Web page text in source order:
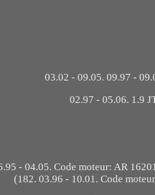
03.02 - 09.05. 09.97 -
02.97 - 05.06. 1.9
- 04.05. Code moteur: AR
(182. 03.96 - 10.01. Code